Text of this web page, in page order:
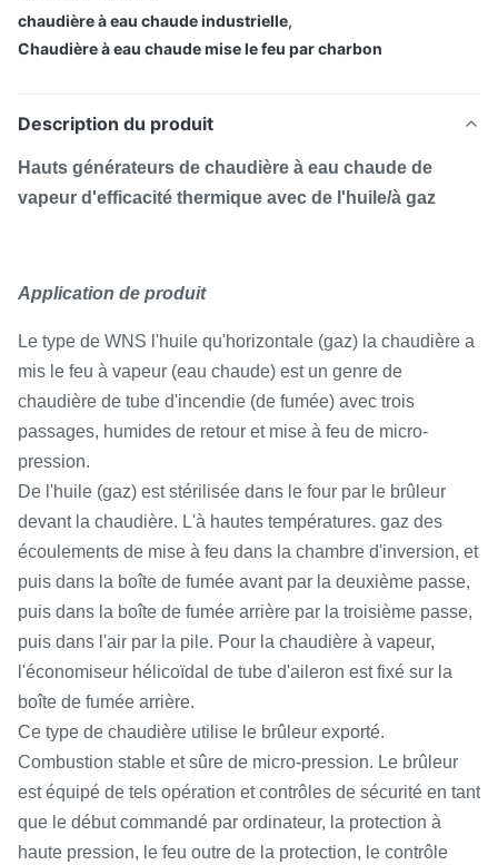
chaudière à eau chaude industrielle,
Chaudière à eau chaude mise le feu par charbon
Description du produit
Hauts générateurs de chaudière à eau chaude de
vapeur d'efficacité thermique avec de l'huile/à gaz
Application de produit
Le type de WNS l'huile qu'horizontale (gaz) la chaudière a
mis le feu à vapeur (eau chaude) est un genre de
chaudière de tube d'incendie (de fumée) avec trois
passages, humides de retour et mise à feu de micro-
pression.
De l'huile (gaz) est stérilisée dans le four par le brûleur
devant la chaudière. L'à hautes températures. gaz des
écoulements de mise à feu dans la chambre d'inversion, et
puis dans la boîte de fumée avant par la deuxième passe,
puis dans la boîte de fumée arrière par la troisième passe,
puis dans l'air par la pile. Pour la chaudière à vapeur,
l'économiseur hélicoïdal de tube d'aileron est fixé sur la
boîte de fumée arrière.
Ce type de chaudière utilise le brûleur exporté.
Combustion stable et sûre de micro-pression. Le brûleur
est équipé de tels opération et contrôles de sécurité en tant
que le début commandé par ordinateur, la protection à
haute pression, le feu outre de la protection, le contrôle